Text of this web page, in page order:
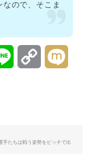
なので、そこま
たちは戦う姿勢をピッチで出